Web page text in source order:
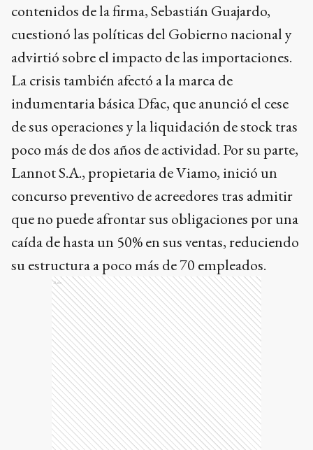
contenidos de la firma, Sebastián Guajardo,
cuestionó las políticas del Gobierno nacional y
advirtió sobre el impacto de las importaciones.
La crisis también afectó a la marca de
indumentaria básica Dfac, que anunció el cese
de sus operaciones y la liquidación de stock tras
poco más de dos años de actividad. Por su parte,
Lannot S.A., propietaria de Viamo, inició un
concurso preventivo de acreedores tras admitir
que no puede afrontar sus obligaciones por una
caída de hasta un 50% en sus ventas, reduciendo
su estructura a poco más de 70 empleados.
Ads